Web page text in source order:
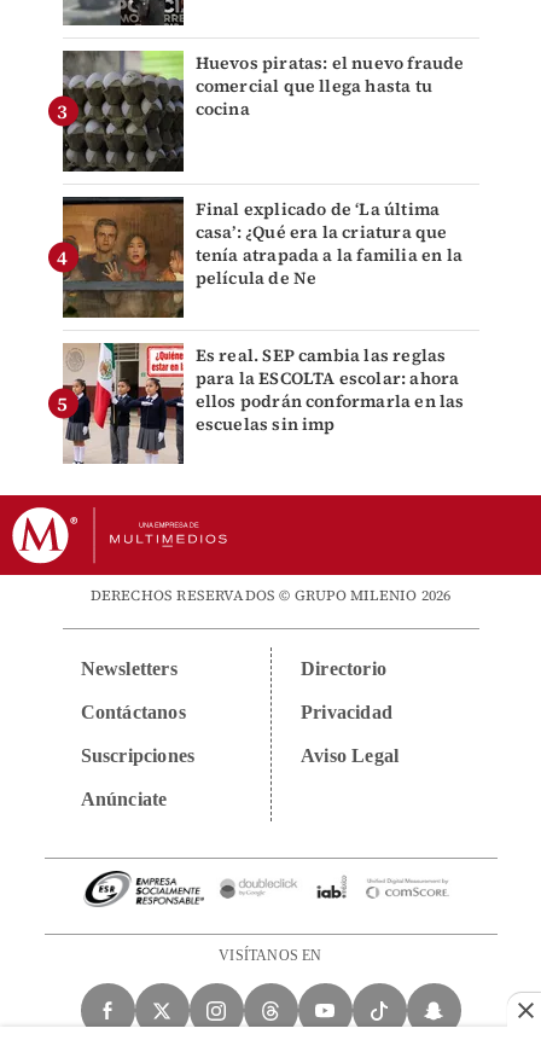
Huevos piratas: el nuevo fraude
comercial que llega hasta tu
cocina
Final explicado de ‘La última
casa’: ¿Qué era la criatura que
tenía atrapada a la familia en la
película de Ne
Es real. SEP cambia las reglas
para la ESCOLTA escolar: ahora
ellos podrán conformarla en las
escuelas sin imp
DERECHOS RESERVADOS © GRUPO MILENIO 2026
Newsletters
Contáctanos
Suscripciones
Anúnciate
Directorio
Privacidad
Aviso Legal
VISÍTANOS EN